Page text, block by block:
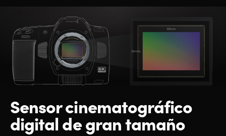
Sensor cinematográfico
digital de gran tamaño